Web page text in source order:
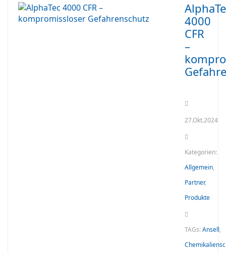
4000
CFR
–
27.Okt.2024
Kategorien:
Allgemein,
Partner,
Produkte
TAGs:Ansell,